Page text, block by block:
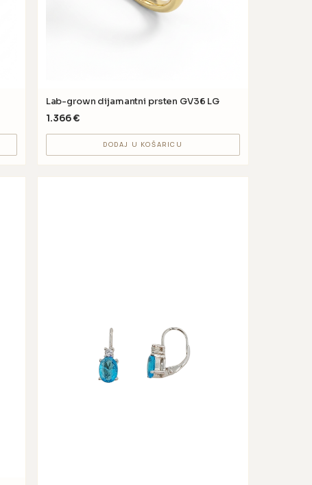
Lab-grown dijamantni prsten GV36 LG
1.366€
DODAJ U KOŠARICU